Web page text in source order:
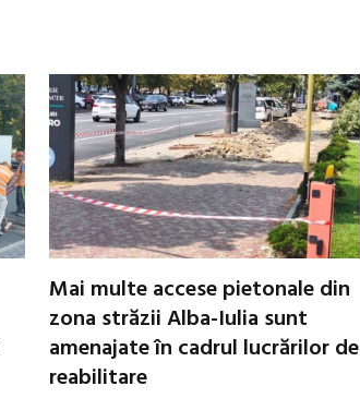
Mai multe accese pietonale din
zona străzii Alba-Iulia sunt
amenajate în cadrul lucrărilor de
reabilitare